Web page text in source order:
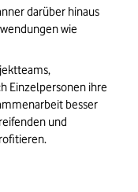
darüber hinaus
wie
Einzelpersonen ihre
besser
und